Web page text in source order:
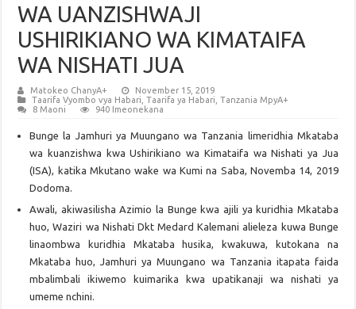
WA UANZISHWAJI
USHIRIKIANO WA KIMATAIFA
WA NISHATI JUA
Matokeo ChanyA+
November 15, 2019
Taarifa Vyombo vya Habari ,Taarifa ya Habari ,Tanzania MpyA+
8 Maoni
940 Imeonekana
Bunge la Jamhuri ya Muungano wa Tanzania limeridhia Mkataba
wa kuanzishwa kwa Ushirikiano wa Kimataifa wa Nishati ya Jua
(ISA), katika Mkutano wake wa Kumi na Saba, Novemba 14, 2019
Dodoma.
Awali, akiwasilisha Azimio la Bunge kwa ajili ya kuridhia Mkataba
huo, Waziri wa Nishati Dkt Medard Kalemani alieleza kuwa Bunge
linaombwa kuridhia Mkataba husika, kwakuwa, kutokana na
Mkataba huo, Jamhuri ya Muungano wa Tanzania itapata faida
mbalimbali ikiwemo kuimarika kwa upatikanaji wa nishati ya
umeme nchini.